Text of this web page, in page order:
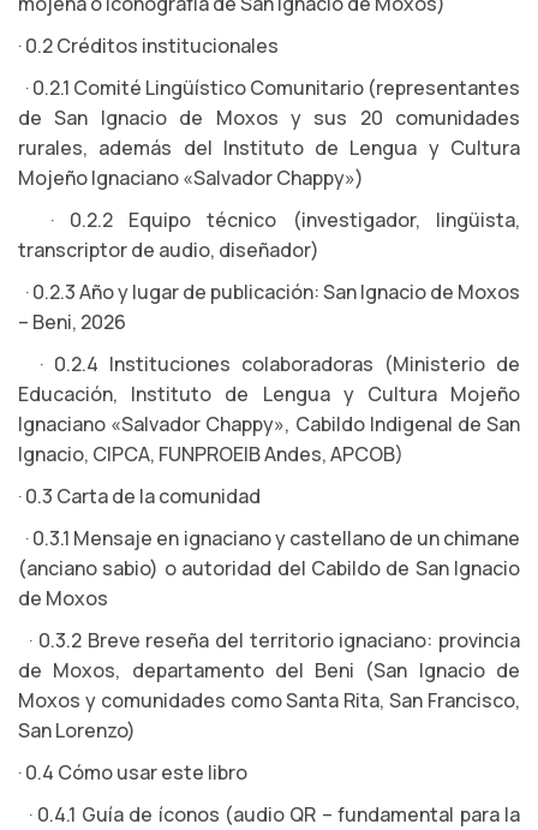
· 0.2 Créditos institucionales
· 0.2.1 Comité Lingüístico Comunitario (representantes
de San Ignacio de Moxos y sus 20 comunidades
rurales, además del Instituto de Lengua y Cultura
Mojeño Ignaciano «Salvador Chappy»)
· 0.2.2 Equipo técnico (investigador, lingüista,
transcriptor de audio, diseñador)
· 0.2.3 Año y lugar de publicación: San Ignacio de Moxos
– Beni, 2026
· 0.2.4 Instituciones colaboradoras (Ministerio de
Educación, Instituto de Lengua y Cultura Mojeño
Ignaciano «Salvador Chappy», Cabildo Indigenal de San
Ignacio, CIPCA, FUNPROEIB Andes, APCOB)
· 0.3 Carta de la comunidad
· 0.3.1 Mensaje en ignaciano y castellano de un chimane
(anciano sabio) o autoridad del Cabildo de San Ignacio
de Moxos
· 0.3.2 Breve reseña del territorio ignaciano: provincia
de Moxos, departamento del Beni (San Ignacio de
Moxos y comunidades como Santa Rita, San Francisco,
San Lorenzo)
· 0.4 Cómo usar este libro
· 0.4.1 Guía de íconos (audio QR – fundamental para la